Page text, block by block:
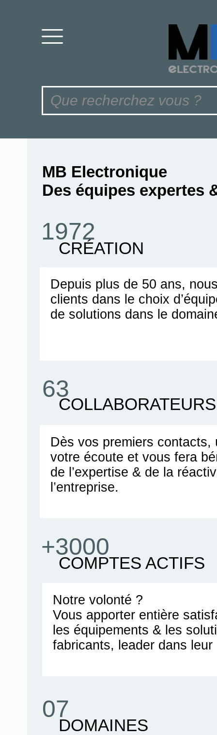
1972
+3000
MB Electronique
Des équipes expertes
63
CRÉATION
COLLABORATEURS
Dès vos premiers contacts,
votre écoute et vous fera
de l’expertise & de la
l’entreprise.
Depuis plus de 50 ans,
clients dans le choix
de solutions dans le
07
COMPTES ACTIFS
DOMAINES
Notre volonté ?
Vous apporter entière
les équipements & les
fabricants, leader dans leur